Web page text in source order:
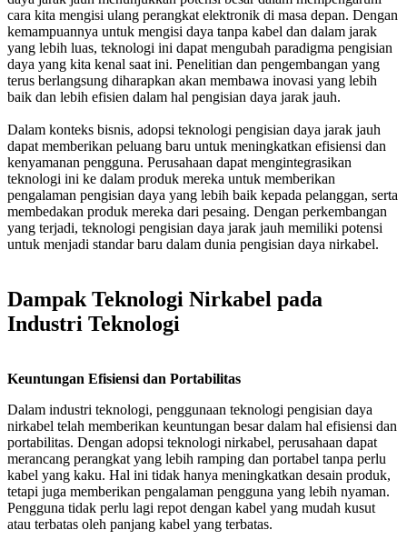
cara kita mengisi ulang perangkat elektronik di masa depan. Dengan
kemampuannya untuk mengisi daya tanpa kabel dan dalam jarak
yang lebih luas, teknologi ini dapat mengubah paradigma pengisian
daya yang kita kenal saat ini. Penelitian dan pengembangan yang
terus berlangsung diharapkan akan membawa inovasi yang lebih
baik dan lebih efisien dalam hal pengisian daya jarak jauh.
Dalam konteks bisnis, adopsi teknologi pengisian daya jarak jauh
dapat memberikan peluang baru untuk meningkatkan efisiensi dan
kenyamanan pengguna. Perusahaan dapat mengintegrasikan
teknologi ini ke dalam produk mereka untuk memberikan
pengalaman pengisian daya yang lebih baik kepada pelanggan, serta
membedakan produk mereka dari pesaing. Dengan perkembangan
yang terjadi, teknologi pengisian daya jarak jauh memiliki potensi
untuk menjadi standar baru dalam dunia pengisian daya nirkabel.
Dampak Teknologi Nirkabel pada
Industri Teknologi
Keuntungan Efisiensi dan Portabilitas
Dalam industri teknologi, penggunaan teknologi pengisian daya
nirkabel telah memberikan keuntungan besar dalam hal efisiensi dan
portabilitas. Dengan adopsi teknologi nirkabel, perusahaan dapat
merancang perangkat yang lebih ramping dan portabel tanpa perlu
kabel yang kaku. Hal ini tidak hanya meningkatkan desain produk,
tetapi juga memberikan pengalaman pengguna yang lebih nyaman.
Pengguna tidak perlu lagi repot dengan kabel yang mudah kusut
atau terbatas oleh panjang kabel yang terbatas.